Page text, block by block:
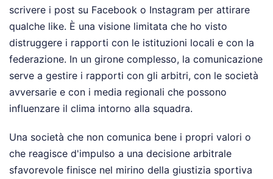
scrivere i post su Facebook o Instagram per attirare
qualche like. È una visione limitata che ho visto
distruggere i rapporti con le istituzioni locali e con la
federazione. In un girone complesso, la comunicazione
serve a gestire i rapporti con gli arbitri, con le società
avversarie e con i media regionali che possono
influenzare il clima intorno alla squadra.
Una società che non comunica bene i propri valori o
che reagisce d'impulso a una decisione arbitrale
sfavorevole finisce nel mirino della giustizia sportiva